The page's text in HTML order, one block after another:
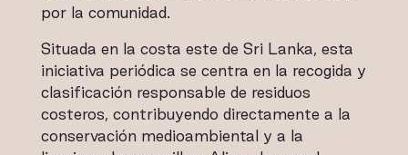
por la comunidad.
Situada en la costa este de Sri Lanka, esta
iniciativa periódica se centra en la recogida y
clasificación responsable de residuos
costeros, contribuyendo directamente a la
conservación medioambiental y a la